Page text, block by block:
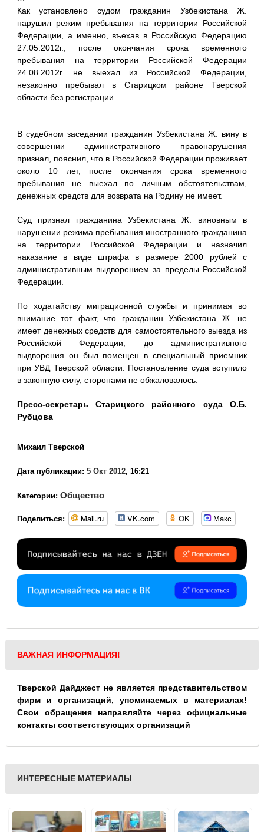
Как установлено судом гражданин Узбекистана Ж.
нарушил режим пребывания на территории Российской
Федерации, а именно, въехав в Российскую Федерацию
27.05.2012г., после окончания срока временного
пребывания на территории Российской Федерации
24.08.2012г. не выехал из Российской Федерации,
незаконно пребывал в Старицком районе Тверской
области без регистрации.
В судебном заседании гражданин Узбекистана Ж. вину в
совершении административного правонарушения
признал, пояснил, что в Российской Федерации проживает
около 10 лет, после окончания срока временного
пребывания не выехал по личным обстоятельствам,
денежных средств для возврата на Родину не имеет.
Суд признал гражданина Узбекистана Ж. виновным в
нарушении режима пребывания иностранного гражданина
на территории Российской Федерации и назначил
наказание в виде штрафа в размере 2000 рублей с
административным выдворением за пределы Российской
Федерации.
По ходатайству миграционной службы и принимая во
внимание тот факт, что гражданин Узбекистана Ж. не
имеет денежных средств для самостоятельного выезда из
Российской Федерации, до административного
выдворения он был помещен в специальный приемник
при УВД Тверской области. Постановление суда вступило
в законную силу, сторонами не обжаловалось.
Пресс-секретарь Старицкого районного суда О.Б.
Рубцова
Михаил Тверской
Дата публикации: 5 Окт 2012, 16:21
Категории: Общество
Поделиться: Mail.ru VK.com OK Макс
ВАЖНАЯ ИНФОРМАЦИЯ!
Тверской Дайджест не является представительством
фирм и организаций, упоминаемых в материалах!
Свои обращения направляйте через официальные
контакты соответствующих организаций
ИНТЕРЕСНЫЕ МАТЕРИАЛЫ